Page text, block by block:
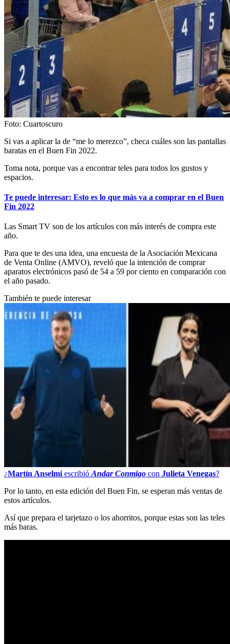
Foto: Cuartoscuro
Si vas a aplicar la de “me lo merezco”, checa cuáles son las pantallas
baratas en el Buen Fin 2022.
Toma nota, porque vas a encontrar teles para todos los gustos y
espacios.
Te puede interesar: Esto es lo que más va a comprar en el Buen
Fin 2022
Las Smart TV son de los artículos con más interés de compra este
año.
Para que te des una idea, una encuesta de la Asociación Mexicana
de Venta Online (AMVO), reveló que la intención de comprar
aparatos electrónicos pasó de 54 a 59 por ciento en comparación con
el año pasado.
También te puede interesar
¿Martín Anselmi escribió Andar Conmigo con Julieta Venegas?
Por lo tanto, en esta edición del Buen Fin, se esperan más ventas de
estos artículos.
Así que prepara el tarjetazo o los ahorritos, porque estas son las teles
más baras.